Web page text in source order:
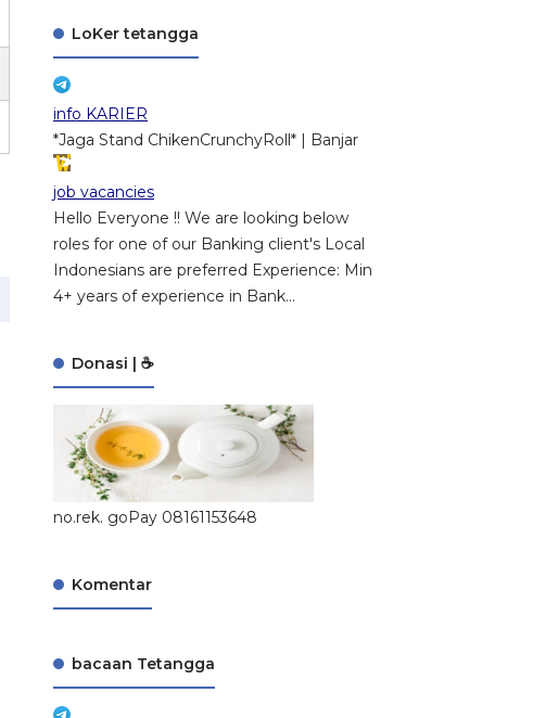
LoKer tetangga
info KARIER
*Jaga Stand ChikenCrunchyRoll* | Banjar
job vacancies
Hello Everyone !! We are looking below
roles for one of our Banking client's Local
Indonesians are preferred Experience: Min
4+ years of experience in Bank...
Donasi | ☕
no.rek. goPay 08161153648
Komentar
bacaan Tetangga